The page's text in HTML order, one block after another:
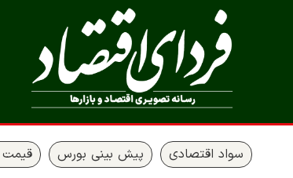
سواد اقتصادی پیش بینی بورس قیمت